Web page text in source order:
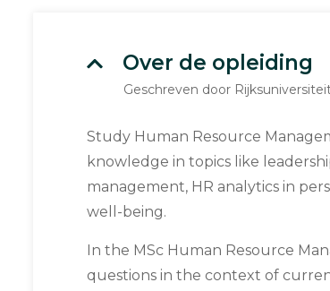
Over de opleiding
Geschreven door
Study Human Resource
knowledge in topics like
management, HR analytics in
well-being.
In the MSc Human Resource
questions in the context of